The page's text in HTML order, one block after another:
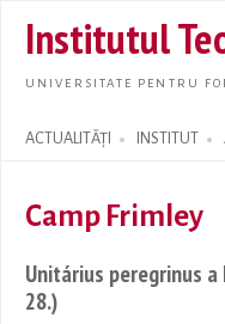
Institutul
UNIVERSITATE PENTRU
ACTUALITĂȚI INSTITUT
Search form
Camp Frimley
Unitárius peregrinus a
28.)